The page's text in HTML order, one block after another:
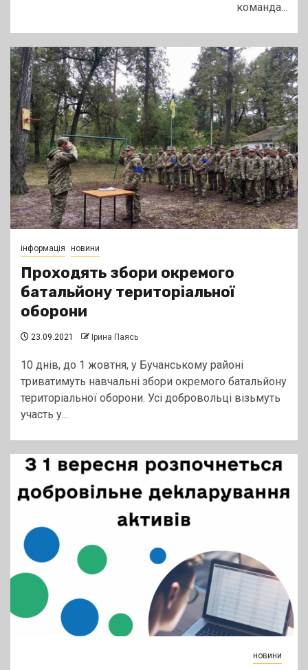
команда...
інформація новини
Проходять збори окремого
батальйону територіальної
оборони
23.09.2021 Ірина Паясь
10 днів, до 1 жовтня, у Бучанському районі
триватимуть навчальні збори окремого батальйону
територіальної оборони. Усі добровольці візьмуть
участь у...
новини